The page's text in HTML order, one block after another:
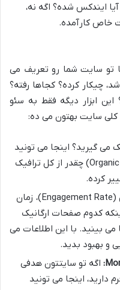
ایندکس شده؟ اگه نه،
خاص کارآمده.
تو سایت شما رو تعریف می
چیکار کرده؟ کجاها رفته؟
این ابزار دیگه فقط به سئو
کلی سایت بهتون می ده:
می گیرید؟ اینجا می تونید
ببینید ترافیک ارگانیک (Organic Search) چقدر از کل ترافیک
کرده.
نرخ تعامل (Engagement Rate)، زمان
کدوم صفحات ارگانیک
می بینید. با این اطلاعات می
و بهبود بدید.
اگه تو سایتتون هدفی
اینجا می تونید